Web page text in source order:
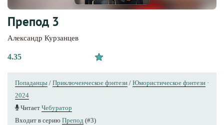
Препод 3
Александр Курзанцев
4.35
Попаданцы / Приключенческое фэнтези / Юмористическое фэнтези ·
2024
Читает Чебуратор
Входит в серию Препод (#3)